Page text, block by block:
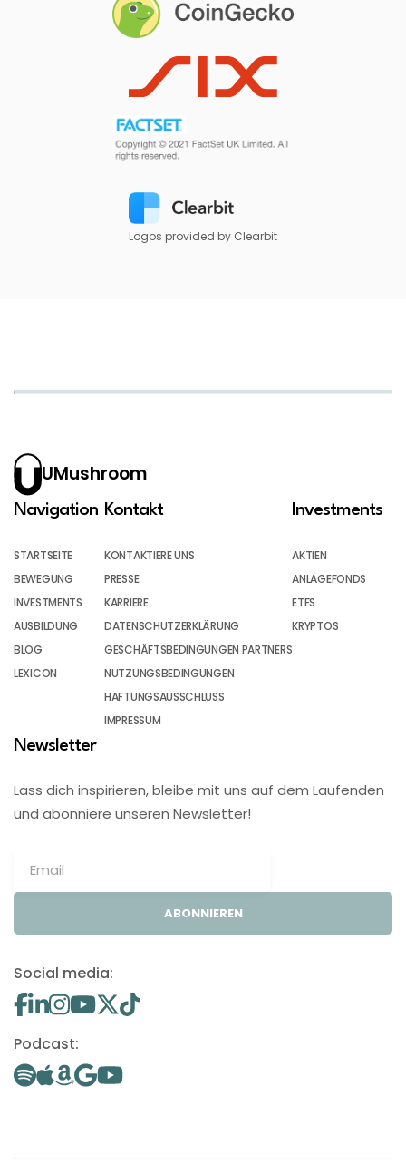
Logos provided by Clearbit
UMushroom
Navigation
STARTSEITE
BEWEGUNG
INVESTMENTS
AUSBILDUNG
BLOG
LEXICON
Kontakt
KONTAKTIERE UNS
PRESSE
KARRIERE
DATENSCHUTZERKLÄRUNG
GESCHÄFTSBEDINGUNGEN PARTNERS
NUTZUNGSBEDINGUNGEN
HAFTUNGSAUSSCHLUSS
IMPRESSUM
Investments
AKTIEN
ANLAGEFONDS
ETFS
KRYPTOS
Newsletter
Lass dich inspirieren, bleibe mit uns auf dem Laufenden
und abonniere unseren Newsletter!
ABONNIEREN
Social media:
Podcast: